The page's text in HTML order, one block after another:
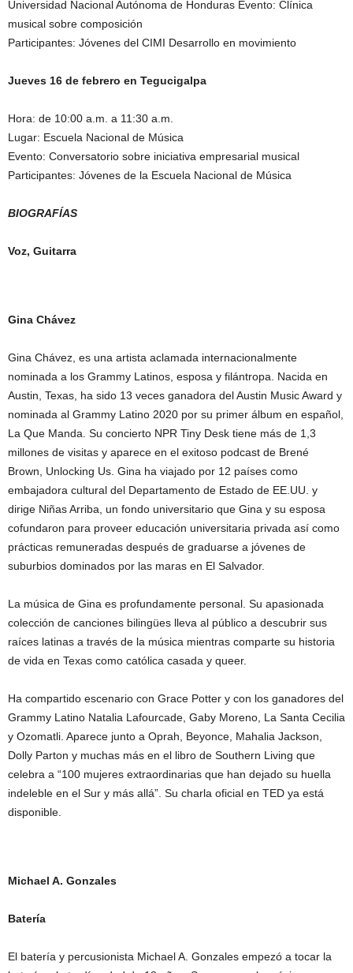
Universidad Nacional Autónoma de Honduras Evento: Clínica
musical sobre composición
Participantes: Jóvenes del CIMI Desarrollo en movimiento
Jueves 16 de febrero en Tegucigalpa
Hora: de 10:00 a.m. a 11:30 a.m.
Lugar: Escuela Nacional de Música
Evento: Conversatorio sobre iniciativa empresarial musical
Participantes: Jóvenes de la Escuela Nacional de Música
BIOGRAFÍAS
Voz, Guitarra
Gina Chávez
Gina Chávez, es una artista aclamada internacionalmente
nominada a los Grammy Latinos, esposa y filántropa. Nacida en
Austin, Texas, ha sido 13 veces ganadora del Austin Music Award y
nominada al Grammy Latino 2020 por su primer álbum en español,
La Que Manda. Su concierto NPR Tiny Desk tiene más de 1,3
millones de visitas y aparece en el exitoso podcast de Brené
Brown, Unlocking Us. Gina ha viajado por 12 países como
embajadora cultural del Departamento de Estado de EE.UU. y
dirige Niñas Arriba, un fondo universitario que Gina y su esposa
cofundaron para proveer educación universitaria privada así como
prácticas remuneradas después de graduarse a jóvenes de
suburbios dominados por las maras en El Salvador.
La música de Gina es profundamente personal. Su apasionada
colección de canciones bilingües lleva al público a descubrir sus
raíces latinas a través de la música mientras comparte su historia
de vida en Texas como católica casada y queer.
Ha compartido escenario con Grace Potter y con los ganadores del
Grammy Latino Natalia Lafourcade, Gaby Moreno, La Santa Cecilia
y Ozomatli. Aparece junto a Oprah, Beyonce, Mahalia Jackson,
Dolly Parton y muchas más en el libro de Southern Living que
celebra a “100 mujeres extraordinarias que han dejado su huella
indeleble en el Sur y más allá”. Su charla oficial en TED ya está
disponible.
Michael A. Gonzales
Batería
El batería y percusionista Michael A. Gonzales empezó a tocar la